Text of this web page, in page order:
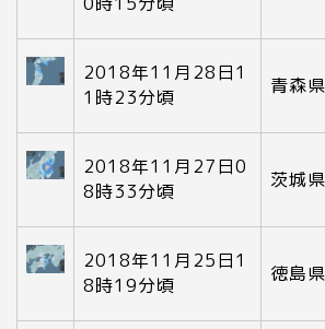
2018年11月28日1
1時23分頃
青森
2018年11月27日0
8時33分頃
茨城
2018年11月25日1
8時19分頃
徳島